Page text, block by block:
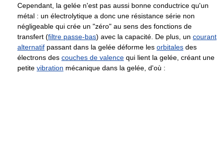
Cependant, la gelée n'est pas aussi bonne conductrice qu'un
métal : un électrolytique a donc une résistance série non
négligeable qui crée un "zéro" au sens des fonctions de
transfert (filtre passe-bas) avec la capacité. De plus, un courant
alternatif passant dans la gelée déforme les orbitales des
électrons des couches de valence qui lient la gelée, créant une
petite vibration mécanique dans la gelée, d'où :